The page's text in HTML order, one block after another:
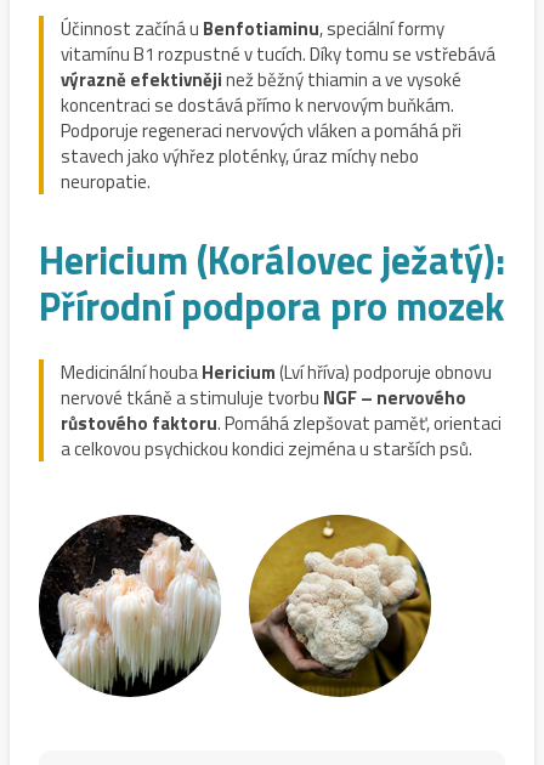
Účinnost začíná u Benfotiaminu, speciální formy
vitamínu B1 rozpustné v tucích. Díky tomu se vstřebává
výrazně efektivnějinež běžný thiamin a ve vysoké
koncentraci se dostává přímo k nervovým buňkám.
Podporuje regeneraci nervových vláken a pomáhá při
stavech jako výhřez ploténky, úraz míchy nebo
neuropatie.
Hericium (Korálovec ježatý):
Přírodní podpora pro mozek
Medicinální houbaHericium(Lví hříva) podporuje obnovu
nervové tkáně a stimuluje tvorbu NGF – nervového
růstového faktoru. Pomáhá zlepšovat paměť, orientaci
a celkovou psychickou kondici zejména u starších psů.